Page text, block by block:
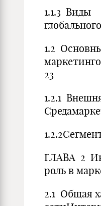
1.1.3 Виды
1.2
23
1.2.1
ГЛАВА 2
роль в
2.1 Общая